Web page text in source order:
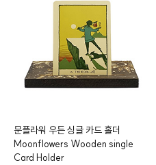
문플라워 우든 싱글 카드 홀더
Moonflowers Wooden single
Card Holder